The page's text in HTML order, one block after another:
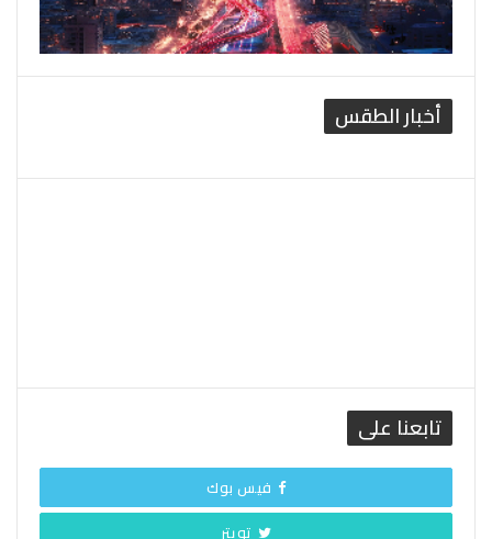
أخبار الطقس
تابعنا على
فيس بوك
تويتر